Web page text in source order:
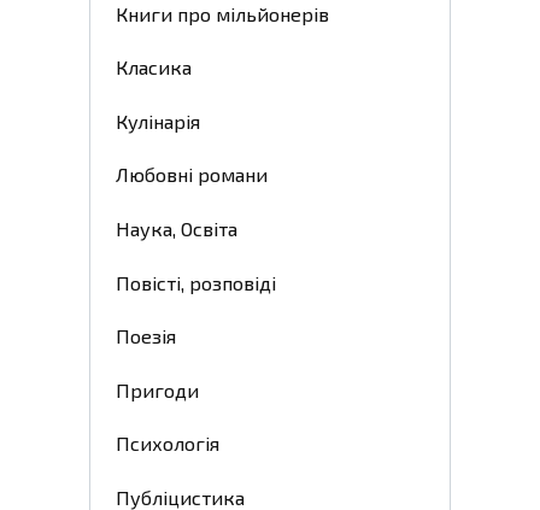
Книги про мільйонерів
Класика
Кулінарія
Любовні романи
Наука, Освіта
Повісті, розповіді
Поезія
Пригоди
Психологія
Публіцистика